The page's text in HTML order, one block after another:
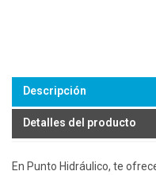
Descripción
Detalles del producto
En Punto Hidráulico, te